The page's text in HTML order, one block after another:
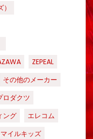
ZEPEAL
その他のメーカー
ロダクツ
ング
エレコム
イルキッズ